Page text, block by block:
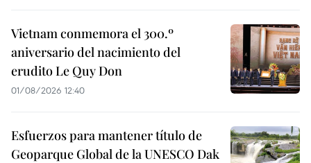
Vietnam conmemora el 300.º
aniversario del nacimiento del
erudito Le Quy Don
01/08/2026 12:40
Esfuerzos para mantener título de
Geoparque Global de la UNESCO Dak